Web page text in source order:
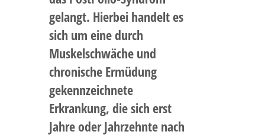
gelangt. Hierbei handelt es
sich um einedurch
Muskelschwäche und
chronische Ermüdung
gekennzeichnete
Erkrankung, die sich erst
Jahre oder Jahrzehnte nach